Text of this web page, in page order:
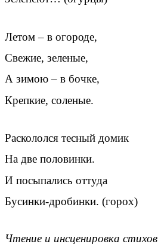
Летом – в огороде,
Свежие, зеленые,
А зимою – в бочке,
Крепкие, соленые.
Раскололся тесный домик
На две половинки.
И посыпались оттуда
Бусинки-дробинки. (горох)
Чтение и инсценировка стихов